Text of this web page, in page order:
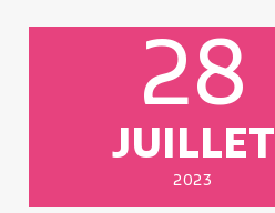
28
JUILLET
2023